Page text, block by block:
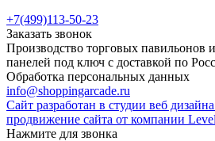
+7(499)113-50-23
Заказать звонок
Производство торговых павильонов
панелей под ключ с доставкой по
Обработка персональных данных
info@shoppingarcade.ru
Сайт разработан в студии веб
продвижение сайта от компании
Нажмите для звонка